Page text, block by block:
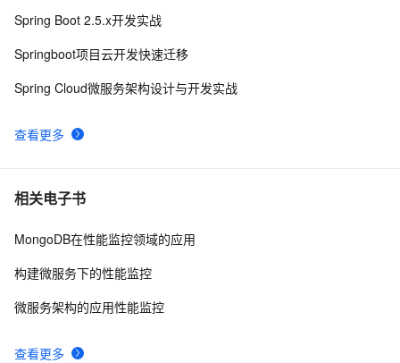
10MinIO【部署 01】MinIO安装及SpringBoot集成简单测试
查看更多
Spring Boot 2.5.x开发实战
Springboot项目云开发快速迁移
Spring Cloud微服务架构设计与开发实战
相关电子书
查看更多
MongoDB在性能监控领域的应用
构建微服务下的性能监控
微服务架构的应用性能监控